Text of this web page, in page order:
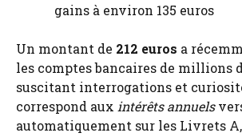
gains à environ 135 euros
Un montant de 212 euros a
les comptes bancaires de millions
suscitant interrogations et
correspond aux intérêts annuels
automatiquement sur les Livrets